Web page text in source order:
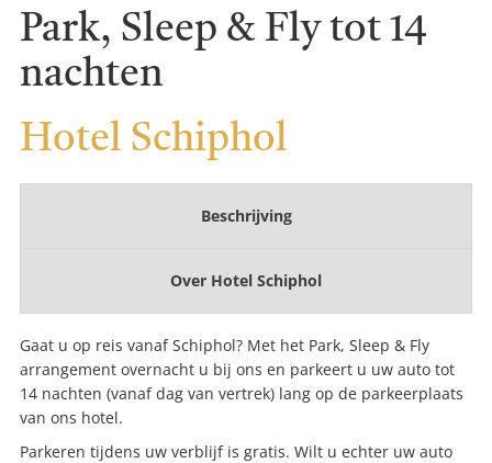
Park, Sleep & Fly tot 14
nachten
Hotel Schiphol
Beschrijving
Over Hotel Schiphol
Gaat u op reis vanaf Schiphol? Met het Park, Sleep & Fly
arrangement overnacht u bij ons en parkeert u uw auto tot
14 nachten (vanaf dag van vertrek) lang op de parkeerplaats
van ons hotel.
Parkeren tijdens uw verblijf is gratis. Wilt u echter uw auto